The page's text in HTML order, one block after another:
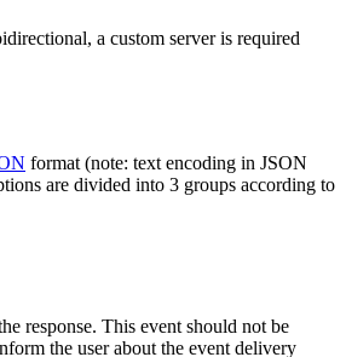
a custom server is required
format (note: text encoding in JSON
are divided into 3 groups according to
response. This event should not be
the user about the event delivery